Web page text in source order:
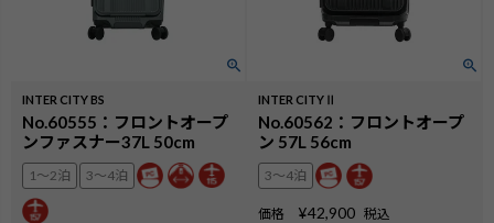
INTER CITY BS
No.60555：フロントオープ
ンファスナー37L 50cm
1〜2泊 3〜4泊
INTER CITYⅡ
No.60562：フロントオープ
ン 57L 56cm
3〜4泊
価格 ¥42,900 税込